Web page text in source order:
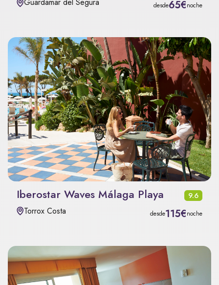
desde65€noche
Iberostar Waves Málaga Playa 9.6
Torrox Costa desde115€noche